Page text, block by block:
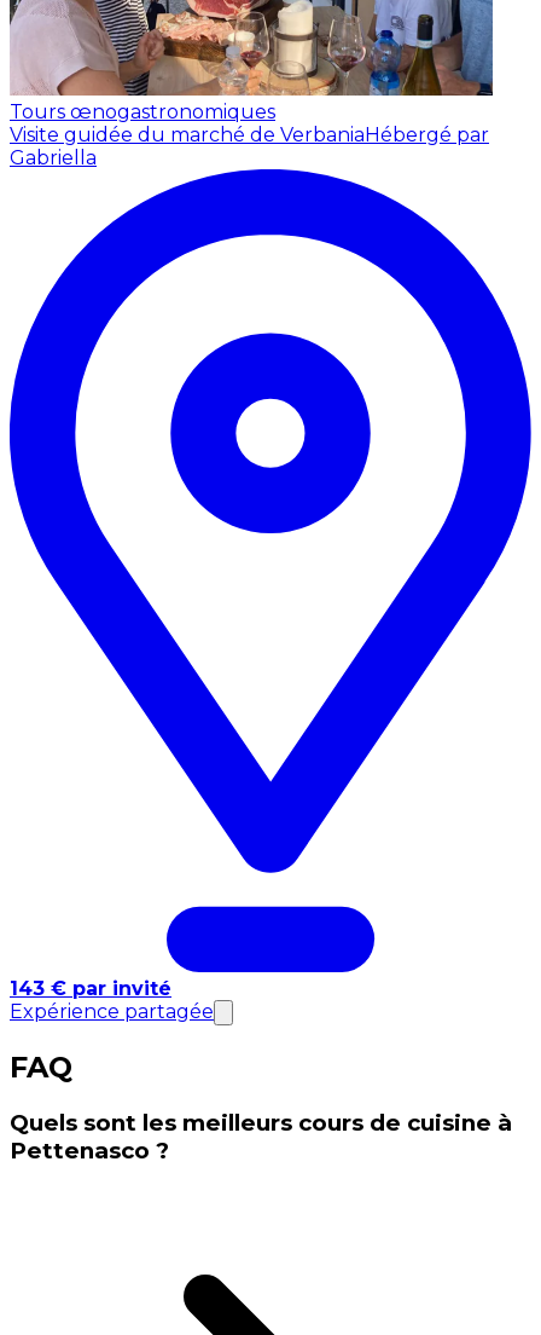
Tours œnogastronomiques
Visite guidée du marché de Verbania Hébergé par
Gabriella
143 € par invité
Expérience partagée
FAQ
Quels sont les meilleurs cours de cuisine à
Pettenasco ?